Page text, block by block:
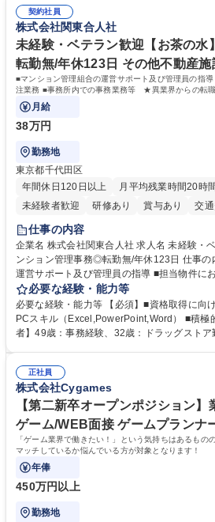
管理 ・福利厚生関連 ・職員からの問合せ、相
業務全般 募集職種 【東京／文京区】公益財団法人の総務人事業務／年間
休日125日
契約社員
株式会社関東合人社
未経験・ベテラン歓迎【お茶の水
転勤無/年休123日 その他不動産施
■マンション管理組合の運営サポート及び管理員の指
注業務 ■事務所内での事務業務等 ★異業界からの転
月給
38万円
勤務地
東京都千代田区
年間休日120日以上
月平均残業時間20時
未経験者歓迎
研修あり 賞与あり 交
仕事の内容
企業名 株式会社関東合人社 求人名 未経験・ベテラン歓迎【お茶の水】マ
ンション管理事務◎転勤無/年休123日 仕事の内容 ■マンション管理組合の
運営サポート及び管理員の指導 ■担当物件に
事務所内での事務業務等 ★異業界からの転職
【年収補足】532万円 ＋別途インセンティヴ
実績） ＋管理業務主任者資格手当50,000円/
人社計画研究所社のグループ会社として、質
無/年休123日
必要な経験・能力等
必要な経験・能力等 【必須】■資格取得に向
PCスキル（Excel,PowerPoint,Word） ■積極的に行動できる方 【入社
者】49歳：事務経験、32歳：ドラッグストア勤務、 58歳：
得出来ております！ 【魅力】■フレックス制
を一律支給！ ■管理業務主任者資格取得後には50,000円/月の手当あり！
学歴・資格 学歴：大学院 大学 高専 短大 専修
一種運転免許普通自動車
正社員
株式会社Cygames
【第二新卒オープンポジション
ゲーム/WEB面接 ゲームプランナ
「ゲーム業界で働きたい！」という気持ちはあるもの
マッチしているか悩んでいる方が対象となります！
年俸
450万円以上
勤務地